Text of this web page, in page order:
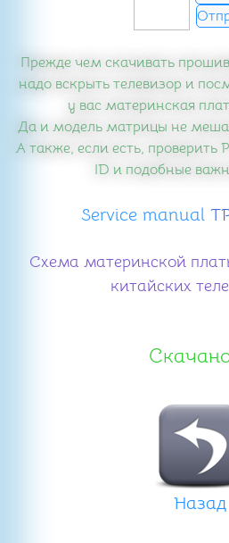
Прежде чем скачивать
надо вскрыть телевизор и
у вас материнская
Да и модель матрицы не
А также, если есть, проверить
ID и подобные
Service manual
Схема материнской
китайских
Назад